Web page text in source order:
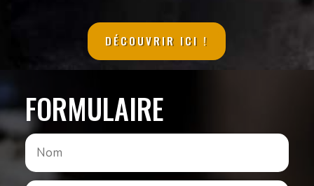
DÉCOUVRIR ICI !
FORMULAIRE